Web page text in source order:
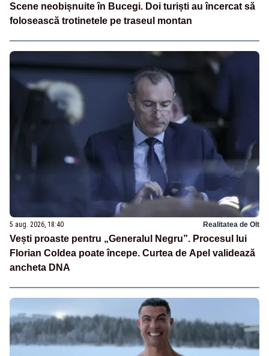
Scene neobișnuite în Bucegi. Doi turiști au încercat să
folosească trotinetele pe traseul montan
5 aug. 2026, 18:40 Realitatea de Olt
Vești proaste pentru „Generalul Negru”. Procesul lui
Florian Coldea poate începe. Curtea de Apel validează
ancheta DNA